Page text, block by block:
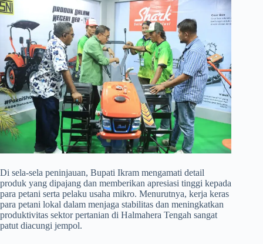
​Di sela-sela peninjauan, Bupati Ikram mengamati detail
produk yang dipajang dan memberikan apresiasi tinggi kepada
para petani serta pelaku usaha mikro. Menurutnya, kerja keras
para petani lokal dalam menjaga stabilitas dan meningkatkan
produktivitas sektor pertanian di Halmahera Tengah sangat
patut diacungi jempol.